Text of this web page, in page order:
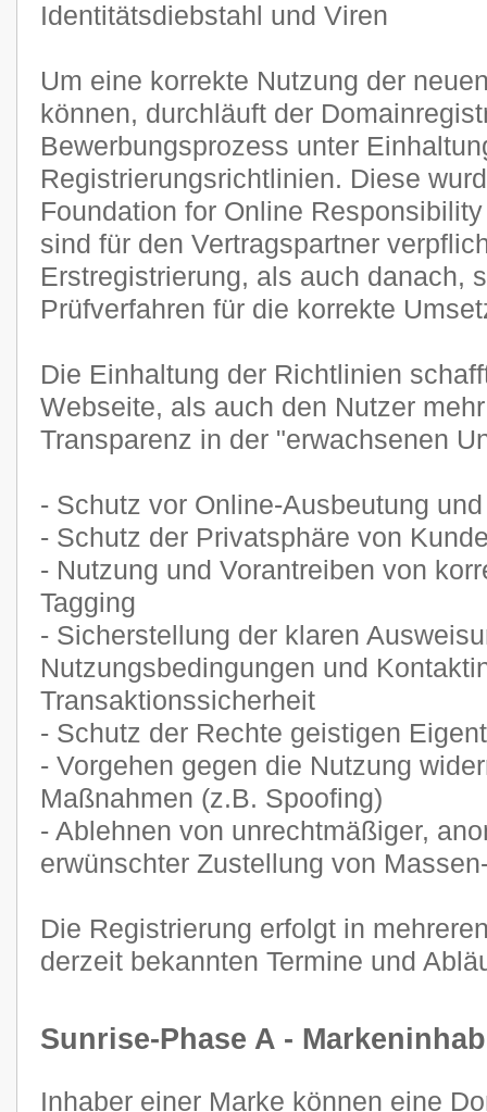
Identitätsdiebstahl und Viren
Um eine korrekte Nutzung der
können, durchläuft der
Bewerbungsprozess unter
Registrierungsrichtlinien. Diese
Foundation for Online
sind für den Vertragspartner
Erstregistrierung, als auch danach,
Prüfverfahren für die korrekte
Die Einhaltung der Richtlinien
Webseite, als auch den Nutzer
Transparenz in der "erwachsenen
- Schutz vor Online-Ausbeutung
- Schutz der Privatsphäre von
- Nutzung und Vorantreiben von
Tagging
- Sicherstellung der klaren
Nutzungsbedingungen und
Transaktionssicherheit
- Schutz der Rechte geistigen
- Vorgehen gegen die Nutzung
Maßnahmen (z.B. Spoofing)
- Ablehnen von unrechtmäßiger,
erwünschter Zustellung von
Die Registrierung erfolgt in
derzeit bekannten Termine und
Sunrise-Phase A -
Inhaber einer Marke können eine